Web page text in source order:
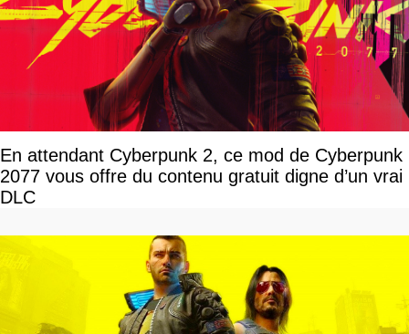
En attendant Cyberpunk 2, ce mod de Cyberpunk
2077 vous offre du contenu gratuit digne d’un vrai
DLC